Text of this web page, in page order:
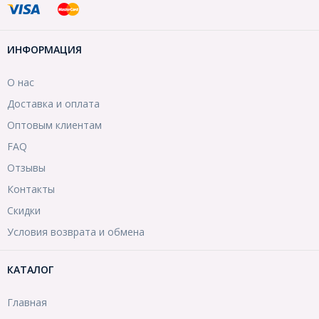
ИНФОРМАЦИЯ
О нас
Доставка и оплата
Оптовым клиентам
FAQ
Отзывы
Контакты
Скидки
Условия возврата и обмена
КАТАЛОГ
Главная